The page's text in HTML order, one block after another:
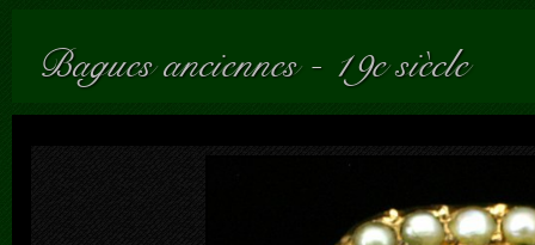
Bagues anciennes 19e siècle